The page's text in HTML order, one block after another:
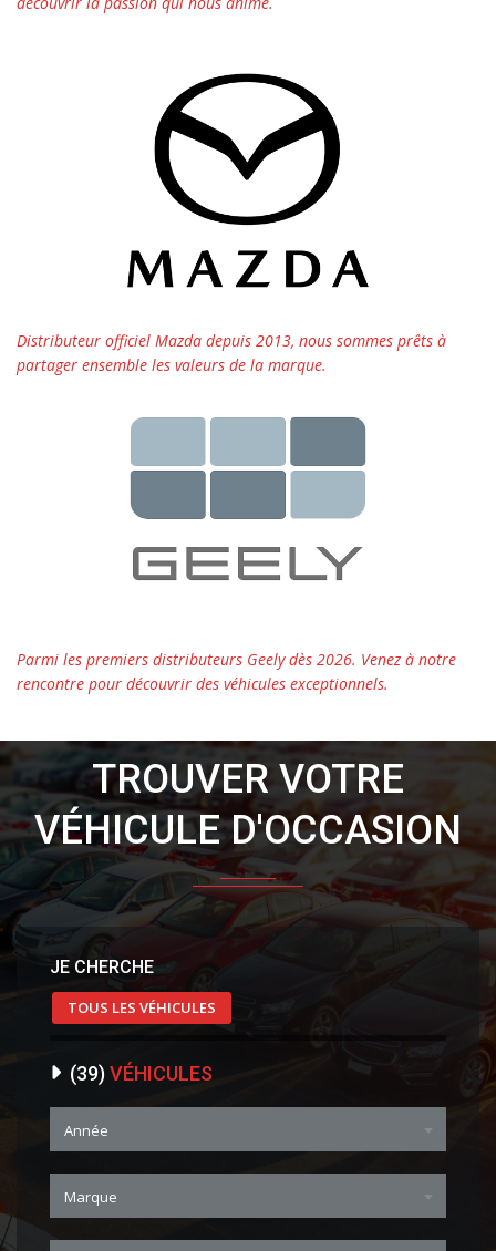
Distributeur officiel Mazda depuis 2013, nous sommes prêts à
partager ensemble les valeurs de la marque.
Parmi les premiers distributeurs Geely dès 2026. Venez à notre
rencontre pour découvrir des véhicules exceptionnels.
TROUVER VOTRE
VÉHICULE D'OCCASION
JE CHERCHE
TOUS LES VÉHICULES
Année
Marque
(39)VÉHICULES